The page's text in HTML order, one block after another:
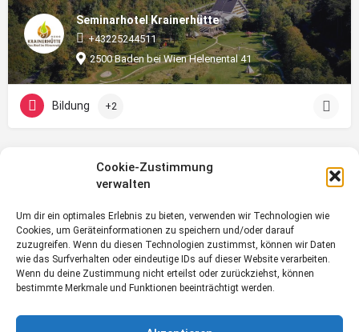
Cookie-Zustimmung
verwalten
Um dir ein optimales Erlebnis zu bieten, verwenden wir Technologien wie
Cookies, um Geräteinformationen zu speichern und/oder darauf
zuzugreifen. Wenn du diesen Technologien zustimmst, können wir Daten
wie das Surfverhalten oder eindeutige IDs auf dieser Website verarbeiten.
Wenn du deine Zustimmung nicht erteilst oder zurückziehst, können
bestimmte Merkmale und Funktionen beeinträchtigt werden.
Seminarhotel Krainerhütte
+43225244511
2500 Baden bei Wien Helenental 41
Bildung +2